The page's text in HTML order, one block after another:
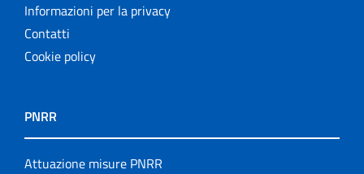
Informazioni per la privacy
Contatti
Cookie policy
PNRR
Attuazione misure PNRR